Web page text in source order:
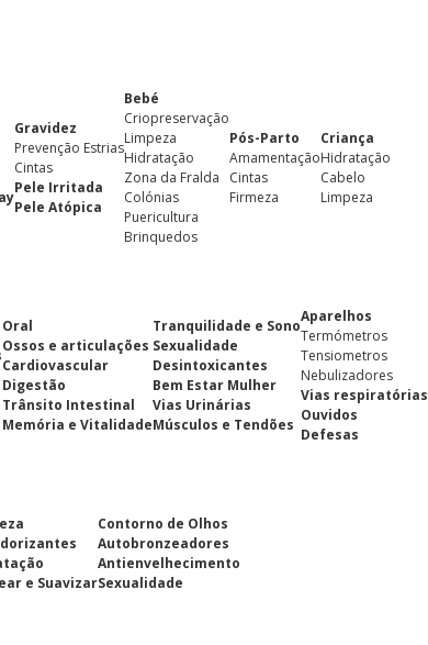
Gravidez
Prevenção Estrias
Cintas
Pele Irritada
Pele Atópica
Bebé
Criopreservação
Limpeza
Hidratação
Zona da Fralda
Colónias
Puericultura
Brinquedos
Pós-Parto
Amamentação
Cintas
Firmeza
Criança
Hidratação
Cabelo
Limpeza
Oral
Ossos e articulações
Cardiovascular
Digestão
Trânsito Intestinal
Memória e Vitalidade
Tranquilidade e Sono
Sexualidade
Desintoxicantes
Bem Estar Mulher
Vias Urinárias
Músculos e Tendões
Aparelhos
Termómetros
Tensiometros
Nebulizadores
Vias respiratórias
Ouvidos
Defesas
e Suavizar
Contorno de Olhos
Autobronzeadores
Antienvelhecimento
Sexualidade